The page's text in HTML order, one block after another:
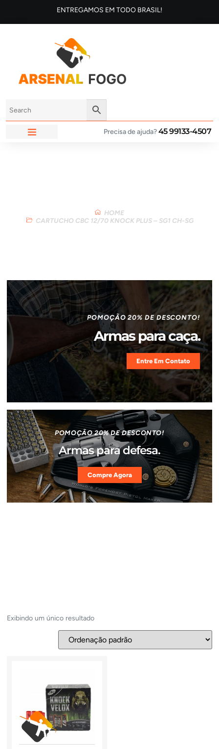
ENTREGAMOS EM TODO BRASIL!
Precisa de ajuda?45 99133-4507
HOME
CARTUCHO CBC 12/70 KNOCK PLUS – SG1 CH-SG
POMOÇÃO 20% DE DESCONTO!
Armas para caça.
Entre Em Contato
POMOÇÃO 20% DE DESCONTO!
Armas para defesa.
Compre Agora
Exibindo um único resultado